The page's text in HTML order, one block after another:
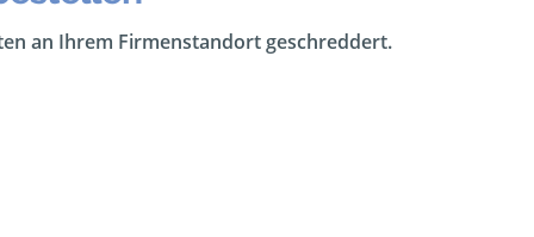
an Ihrem Firmenstandort geschreddert.